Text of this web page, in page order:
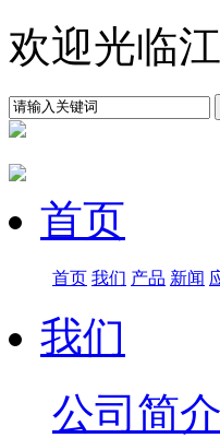
欢迎光临
首页
首页 我们 产品 新闻
我们
公司简介